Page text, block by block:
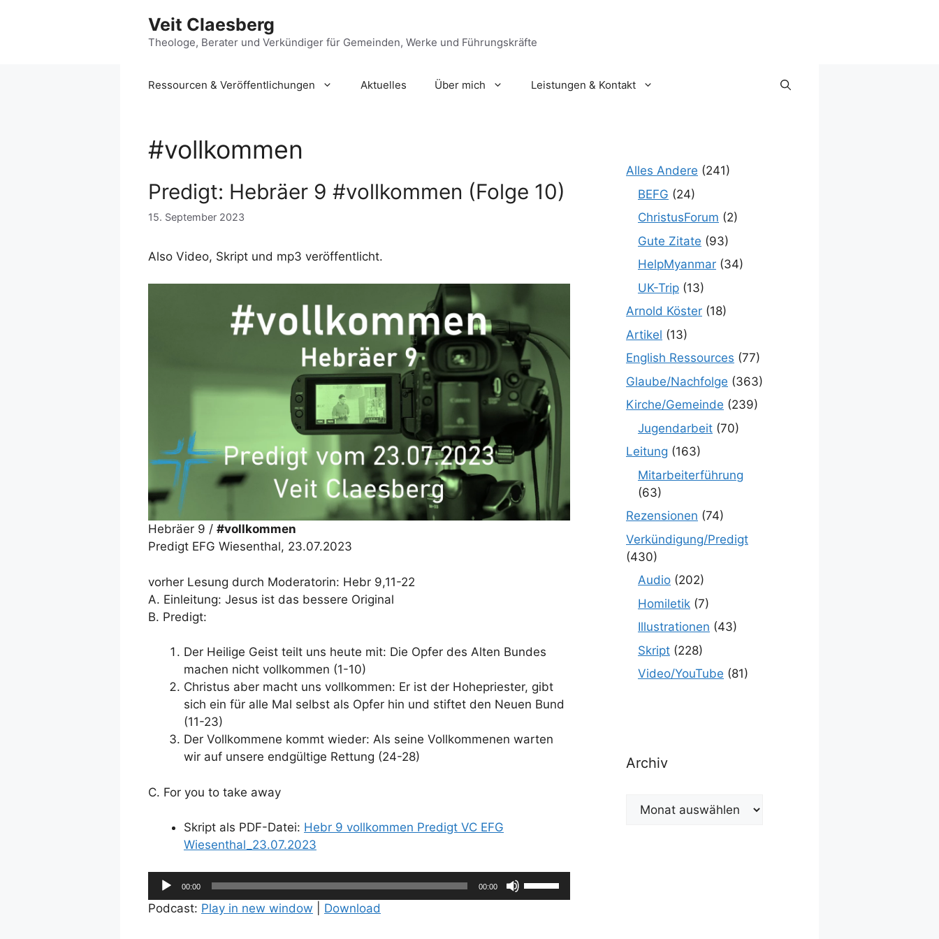
Veit Claesberg
Theologe, Berater und Verkündiger für Gemeinden, Werke und Führungskräfte
Ressourcen & Veröffentlichungen Aktuelles Über mich Leistungen & Kontakt
#vollkommen
Predigt: Hebräer 9 #vollkommen (Folge 10)
15. September 2023
Also Video, Skript und mp3 veröffentlicht.
Hebräer 9 / #vollkommen
Predigt EFG Wiesenthal, 23.07.2023
vorher Lesung durch Moderatorin: Hebr 9,11-22
A. Einleitung: Jesus ist das bessere Original
B. Predigt:
Der Heilige Geist teilt uns heute mit: Die Opfer des Alten Bundes
machen nicht vollkommen (1-10)
Christus aber macht uns vollkommen: Er ist der Hohepriester, gibt
sich ein für alle Mal selbst als Opfer hin und stiftet den Neuen Bund
(11-23)
Der Vollkommene kommt wieder: Als seine Vollkommenen warten
wir auf unsere endgültige Rettung (24-28)
C. For you to take away
Skript als PDF-Datei: Hebr 9 vollkommen Predigt VC EFG
Wiesenthal_23.07.2023
Audio-
Player
00:00 00:00
Pfeiltasten
Hoch/Runter
Podcast: Play in new window Download
Alles Andere (241)
BEFG (24)
ChristusForum (2)
Gute Zitate (93)
HelpMyanmar (34)
UK-Trip (13)
Arnold Köster (18)
Artikel (13)
English Ressources (77)
Glaube/Nachfolge (363)
Kirche/Gemeinde (239)
Jugendarbeit (70)
Leitung (163)
Mitarbeiterführung
(63)
Rezensionen (74)
Verkündigung/Predigt
(430)
Audio (202)
Homiletik (7)
Illustrationen (43)
Skript (228)
Video/YouTube (81)
Archiv
Archiv